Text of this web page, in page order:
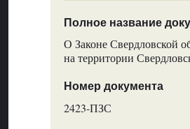
Полное название
О Законе Свердловской
на территории
Номер документа
2423-ПЗС